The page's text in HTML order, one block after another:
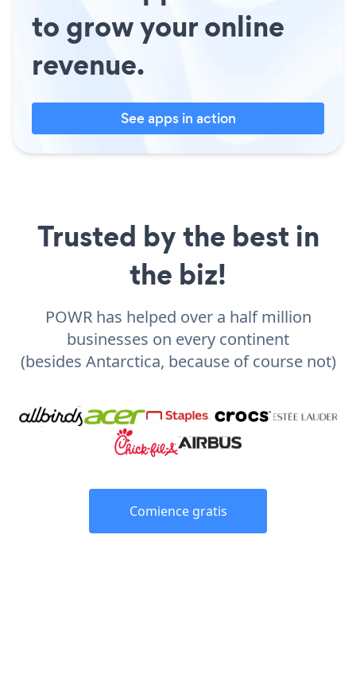
to grow your online
revenue.
See apps in action
Trusted by the best in
the biz!
POWR has helped over a half million
businesses on every continent
(besides Antarctica, because of course not)
Comience gratis